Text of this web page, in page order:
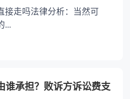
定。
接走吗法律分析：当然可
...
谁承担？败诉方诉讼费支